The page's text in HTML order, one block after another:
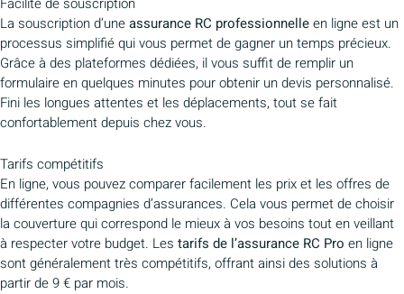
La souscription d’uneassurance RC professionnelleen ligne est un
processus simplifié qui vous permet de gagner un temps précieux.
Grâce à des plateformes dédiées, il vous suffit de remplir un
formulaire en quelques minutes pour obtenir un devis personnalisé.
Fini les longues attentes et les déplacements, tout se fait
confortablement depuis chez vous.
Tarifs compétitifs
En ligne, vous pouvez comparer facilement les prix et les offres de
différentes compagnies d’assurances. Cela vous permet de choisir
la couverture qui correspond le mieux à vos besoins tout en veillant
à respecter votre budget. Les tarifs de l’assurance RC Pro en ligne
sont généralement très compétitifs, offrant ainsi des solutions à
partir de 9 € par mois.